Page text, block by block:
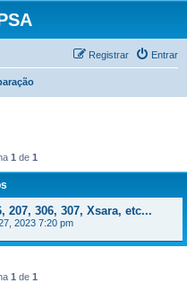
Entrar
Registrar
1 de 1
207, 306, 307, Xsara, etc...
2023 7:20 pm
1 de 1